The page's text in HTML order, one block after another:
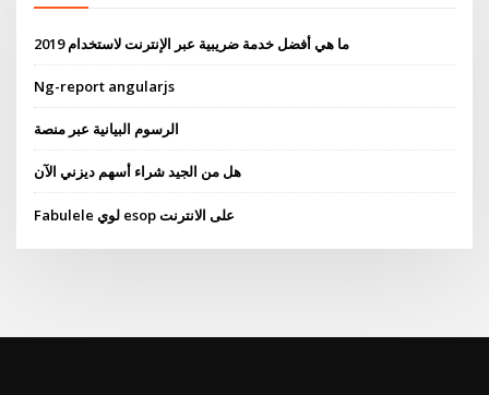
ما هي أفضل خدمة ضريبية عبر الإنترنت لاستخدام 2019
Ng-report angularjs
الرسوم البيانية عبر منصة
هل من الجيد شراء أسهم ديزني الآن
Fabulele لوي esop على الانترنت